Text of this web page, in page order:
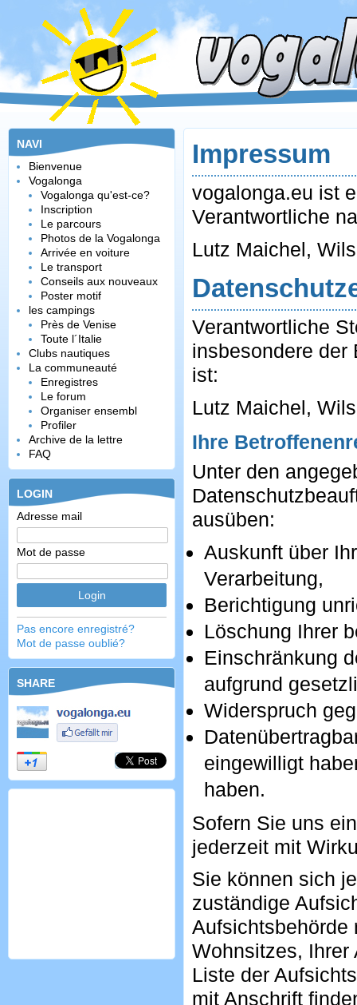
NAVI
Bienvenue
Vogalonga
Vogalonga qu'est-ce?
Inscription
Le parcours
Photos de la Vogalonga
Arrivée en voiture
Le transport
Conseils aux nouveaux
Poster motif
les campings
Près de Venise
Toute l´Italie
Clubs nautiques
La communeauté
Enregistres
Le forum
Organiser ensembl
Profiler
Archive de la lettre
FAQ
LOGIN
Adresse mail
Mot de passe
Pas encore enregistré?
Mot de passe oublié?
SHARE
Impressum
vogalonga.eu ist
Verantwortliche
Verantwortliche
insbesondere der
ist:
Ihre
Unter den
ausüben:
Auskunft über
Verarbeitung,
Berichtigung
Löschung Ihrer
Einschränkung
aufgrund
Widerspruch
eingewilligt
haben.
Sofern Sie uns
jederzeit mit
Sie können sich
zuständige
Aufsichtsbehörde
Wohnsitzes, Ihrer
Liste der
mit Anschrift